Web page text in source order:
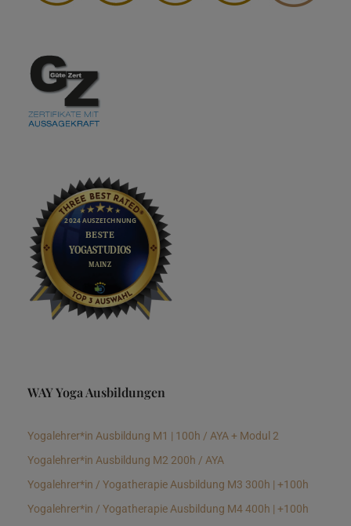
WAY Yoga Ausbildungen
Yogalehrer*in Ausbildung M1 | 100h / AYA + Modul 2
Yogalehrer*in Ausbildung M2 200h / AYA
Yogalehrer*in / Yogatherapie Ausbildung M3 300h | +100h
Yogalehrer*in / Yogatherapie Ausbildung M4 400h | +100h